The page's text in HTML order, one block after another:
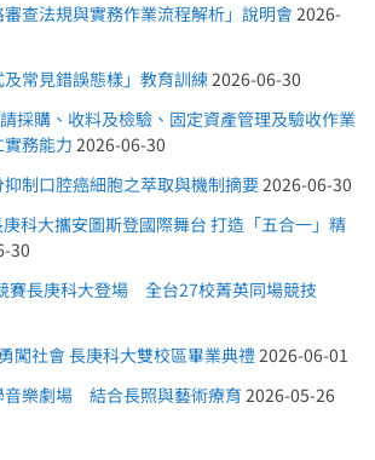
查法規與實務作業流程解析」說明會2026-
常見錯誤態樣」教育訓練2026-06-30
採購、收料及檢驗、固定資產管理及驗收作業
務能力 2026-06-30
制口腔癌細胞之萃取與機制摘要2026-06-30
科大攜安圖斯登國際舞台 打造「五合一」精
30
賽長庚科大登場 全台27校菁英同場競技
闖社會 長庚科大雙校區畢業典禮2026-06-01
音樂劇場 結合長照與藝術療育 2026-05-26